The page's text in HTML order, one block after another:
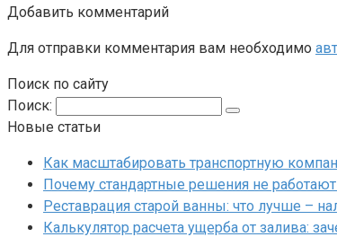
Добавить комментарий
Для отправки комментария вам необходимо
Поиск по сайту
Поиск:
Новые статьи
Как масштабировать транспортную
Почему стандартные решения не
Реставрация старой ванны: что лучше –
Калькулятор расчета ущерба от залива: